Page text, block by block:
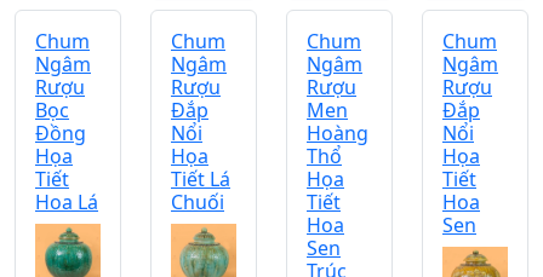
Chum
Ngâm
Rượu
Bọc
Đồng
Họa
Tiết
Hoa Lá
Chum
Ngâm
Rượu
Đắp
Nổi
Họa
Tiết Lá
Chuối
Chum
Ngâm
Rượu
Men
Hoàng
Thổ
Họa
Tiết
Hoa
Sen
Trúc
Chum
Ngâm
Rượu
Đắp
Nổi
Họa
Tiết
Hoa
Sen